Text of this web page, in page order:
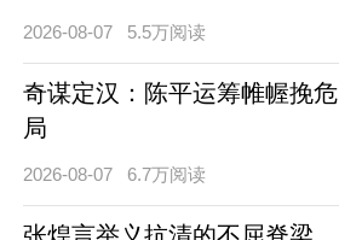
2026-08-07 5.5万阅读
奇谋定汉：陈平运筹帷幄挽危
局
2026-08-07 6.7万阅读
张煌言举义抗清的不屈脊梁